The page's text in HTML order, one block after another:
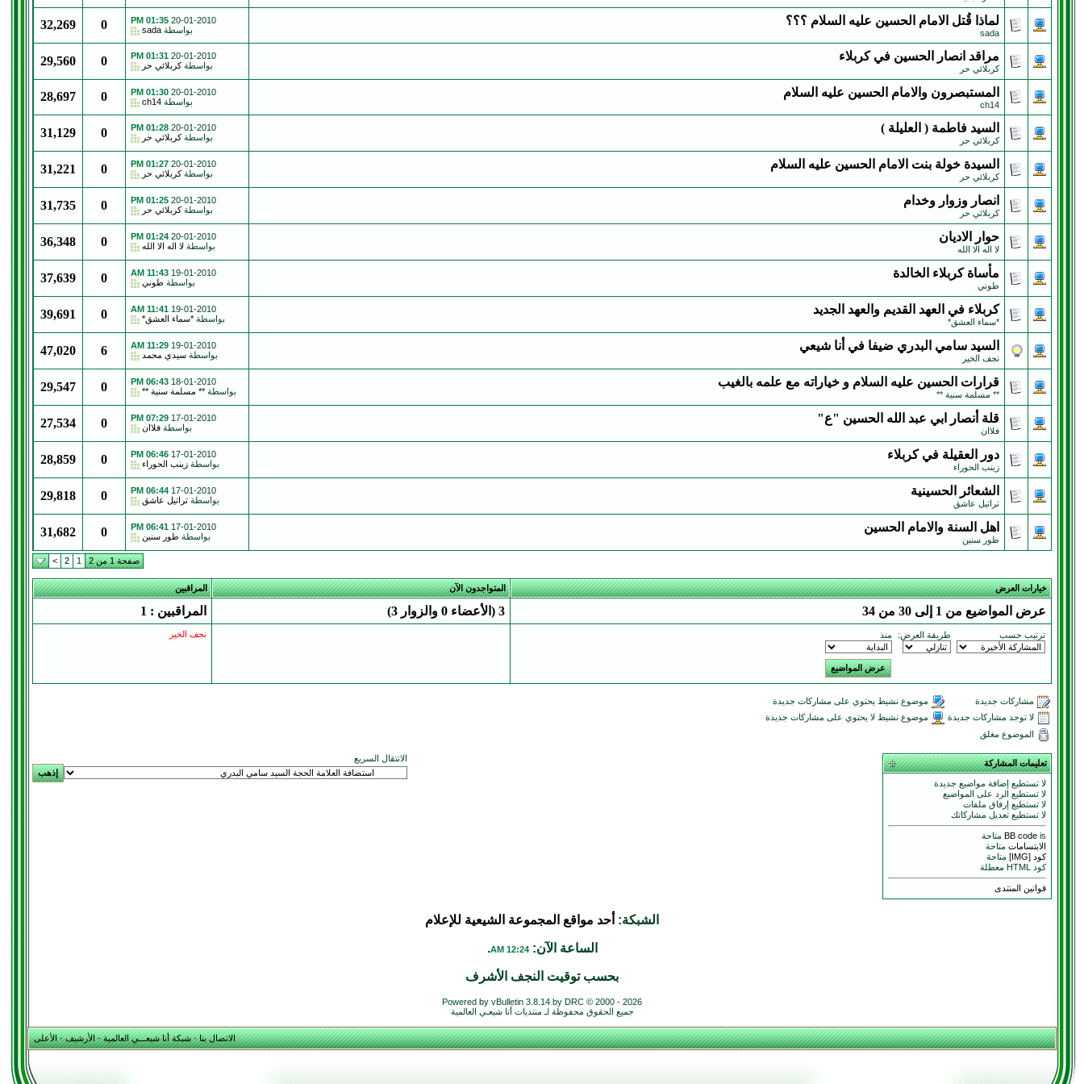
لماذا قُتل الامام الحسين عليه السلام ؟؟؟
sada
20-01-2010
01:35 PM
بواسطة sada
0
32,269
مراقد انصار الحسين في كربلاء
كربلائي حر
20-01-2010
01:31 PM
بواسطةكربلائي حر 0
29,560
المستبصرون والامام الحسين عليه السلام
ch14
20-01-2010
01:30 PM
بواسطة ch14
0
28,697
السيد فاطمة ( العليلة )
كربلائي حر
20-01-2010
01:28 PM
بواسطةكربلائي حر 0
31,129
السيدة خولة بنت الامام الحسين عليه السلام
كربلائي حر
20-01-2010
01:27 PM
بواسطةكربلائي حر 0
31,221
انصار وزوار وخدام
كربلائي حر
20-01-2010
01:25 PM
بواسطةكربلائي حر 0
31,735
حوار الاديان
لا اله الا الله
20-01-2010
01:24 PM
بواسطة لا اله الا الله 0
36,348
مأساة كربلاء الخالدة
طوني
19-01-2010
11:43 AM
بواسطة طوني 0
37,639
كربلاء في العهد القديم والعهد الجديد
*سماء العشق*
19-01-2010
11:41 AM
بواسطة *سماء العشق* 0
39,691
السيد سامي البدري ضيفا في أنا شيعي
نجف الخير
19-01-2010
11:29 AM
بواسطة سيدي محمد 6
47,020
قرارات الحسين عليه السلام و خياراته مع علمه بالغيب
** مسلمة سنية **
18-01-2010
06:43 PM
بواسطة ** مسلمة سنية ** 0
29,547
قلة أنصار ابي عبد الله الحسين "ع"
فلاان
17-01-2010
07:29 PM
بواسطة فلاان 0
27,534
دور العقيلة في كربلاء
زينب الحوراء
17-01-2010
06:46 PM
بواسطة زينب الحوراء 0
28,859
الشعائر الحسينية
تراتيل عاشق
17-01-2010
06:44 PM
بواسطة تراتيل عاشق 0
29,818
اهل السنة والامام الحسين
طور سنين
17-01-2010
06:41 PM
بواسطة طور سنين 0
31,682
صفحة 1 من 2 1
2
>
خيارات العرض المتواجدون الآن المراقبين
عرض المواضيع من 1 إلى 30 من 34 3 (الأعضاء 0 والزوار 3) المراقبين : 1
ترتيب حسب طريقة العرض: منذ نجف الخير
مشاركات جديدة
موضوع نشيط يحتوي على مشاركات جديدة
لا توجد مشاركات جديدة
موضوع نشيط لا يحتوي على مشاركات جديدة
الموضوع مغلق
تعليمات المشاركة
لا تستطيع إضافة مواضيع جديدة
لا تستطيع الرد على المواضيع
لا تستطيع إرفاق ملفات
لا تستطيع تعديل مشاركاتك
BB code is متاحة
الابتسامات متاحة
كود [IMG]
متاحة
كود HTML معطلة
قوانين المنتدى
الانتقال السريع
الشبكة: أحد مواقع المجموعة الشيعية للإعلام
الساعة الآن:12:24 AM
.
بحسب توقيت النجف الأشرف
Powered by vBulletin 3.8.14 by DRC © 2000 - 2026
جميع الحقوق محفوظة لـ منتديات أنا شيعـي العالمية
الاتصال بنا-شبكة أنا شيعـــي العالمية-الأرشيف-الأعلى